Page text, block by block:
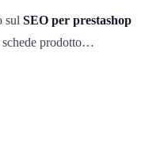
sul SEO per prestashop
schede prodotto…